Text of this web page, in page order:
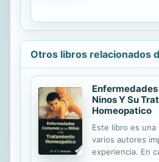
link with the
quantum quartz
the Atlantean
part of the so-
for you a
self-knowledge
growth. This
complete course
experience and
experience their
learn to
Otros libros relacionados
Enfermedades
Ninos Y Su
Homeopatico
Este libro es una
varios autores
experiencia. En